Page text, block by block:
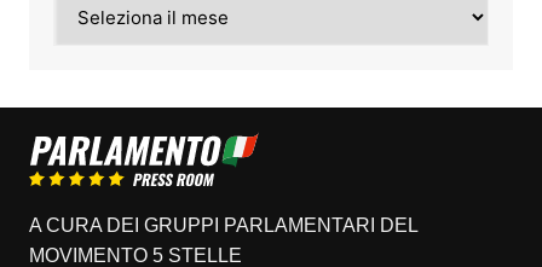
A CURA DEI GRUPPI PARLAMENTARI DEL
MOVIMENTO 5 STELLE